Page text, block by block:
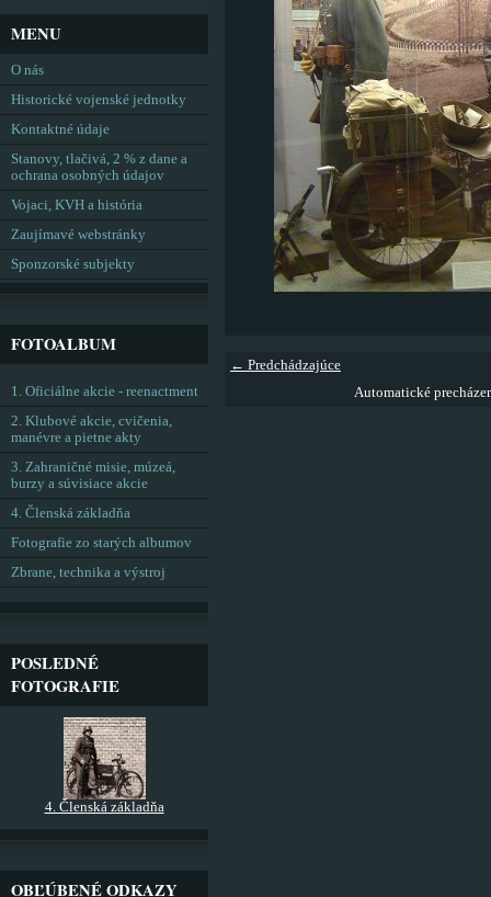
← Predchádzajúce
Automatické
MENU
O nás
Historické vojenské jednotky
Kontaktné údaje
Stanovy, tlačivá, 2 % z dane a
ochrana osobných údajov
Vojaci, KVH a história
Zaujímavé webstránky
Sponzorské subjekty
FOTOALBUM
1. Oficiálne akcie - reenactment
2. Klubové akcie, cvičenia,
manévre a pietne akty
3. Zahraničné misie, múzeá,
burzy a súvisiace akcie
4. Členská základňa
Fotografie zo starých albumov
Zbrane, technika a výstroj
POSLEDNÉ
FOTOGRAFIE
4. Členská základňa
OBĽÚBENÉ ODKAZY